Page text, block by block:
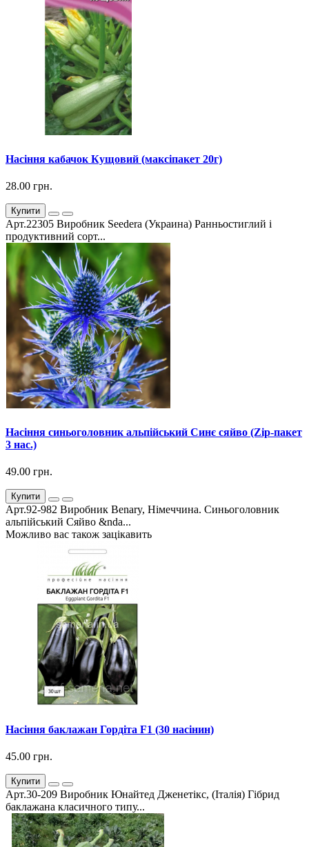
Насіння кабачок Кущовий (максіпакет 20г)
28.00 грн.
Купити
Арт.22305 Виробник Seedera (Украина) Ранньостиглий і
продуктивний сорт...
Насіння синьоголовник альпійський Синє сяйво (Zip-пакет
3 нас.)
49.00 грн.
Купити
Арт.92-982 Виробник Benary, Німеччина. Синьоголовник
альпійський Сяйво &nda...
Можливо вас також зацікавить
Насіння баклажан Гордіта F1 (30 насінин)
45.00 грн.
Купити
Арт.30-209 Виробник Юнайтед Дженетікс, (Італія) Гібрид
баклажана класичного типу...